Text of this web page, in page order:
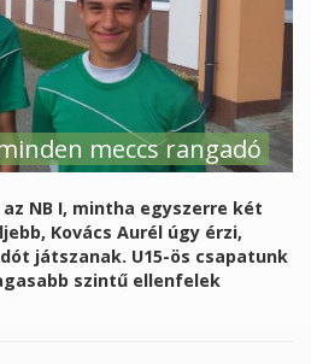
meccs rangadó
NB I, mintha egyszerre két
Kovács Aurél úgy érzi,
játszanak. U15-ös csapatunk
szintű ellenfelek